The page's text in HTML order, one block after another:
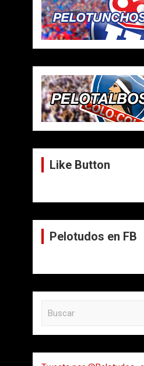
Like Button
Pelotudos en FB
a